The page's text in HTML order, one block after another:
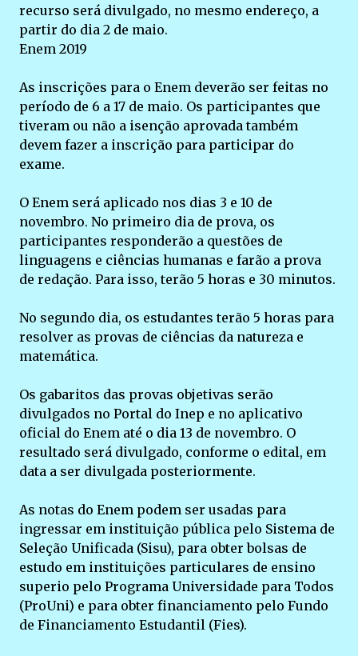
recurso será divulgado, no mesmo endereço, a
partir do dia 2 de maio.
Enem 2019
As inscrições para o Enem deverão ser feitas no
período de 6 a 17 de maio. Os participantes que
tiveram ou não a isenção aprovada também
devem fazer a inscrição para participar do
exame.
O Enem será aplicado nos dias 3 e 10 de
novembro. No primeiro dia de prova, os
participantes responderão a questões de
linguagens e ciências humanas e farão a prova
de redação. Para isso, terão 5 horas e 30 minutos.
No segundo dia, os estudantes terão 5 horas para
resolver as provas de ciências da natureza e
matemática.
Os gabaritos das provas objetivas serão
divulgados no Portal do Inep e no aplicativo
oficial do Enem até o dia 13 de novembro. O
resultado será divulgado, conforme o edital, em
data a ser divulgada posteriormente.
As notas do Enem podem ser usadas para
ingressar em instituição pública pelo Sistema de
Seleção Unificada (Sisu), para obter bolsas de
estudo em instituições particulares de ensino
superio pelo Programa Universidade para Todos
(ProUni) e para obter financiamento pelo Fundo
de Financiamento Estudantil (Fies).